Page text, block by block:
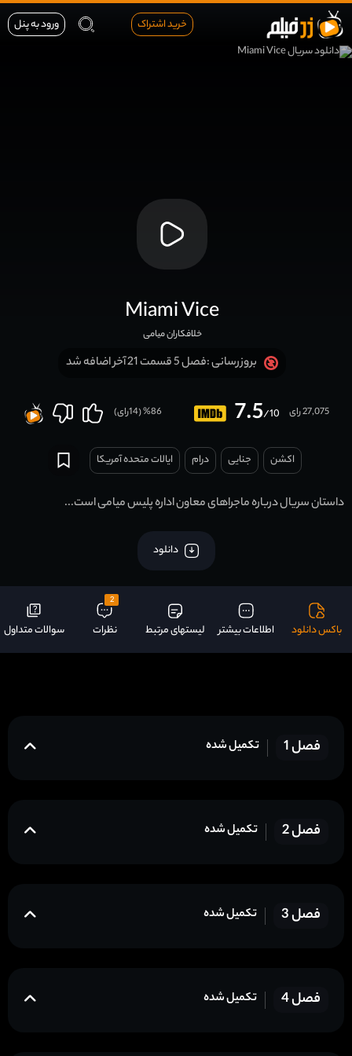
خرید اشتراک ورود به پنل
Miami Vice
خلافکاران میامی
بروزرسانی :فصل 5 قسمت 21 آخر اضافه شد
7.5/10 27,075 رای 86
% (
14رای)
اکشن جنایی درام ایالات متحده آمریکا
داستان سریال درباره ماجراهای معاون اداره پلیس میامی است...
دانلود
باکس دانلود اطلاعات بیشتر لیستهای مرتبط
2
نظرات سوالات متداول
فصل 1 تکمیل شده
فصل 2 تکمیل شده
فصل 3 تکمیل شده
فصل 4 تکمیل شده